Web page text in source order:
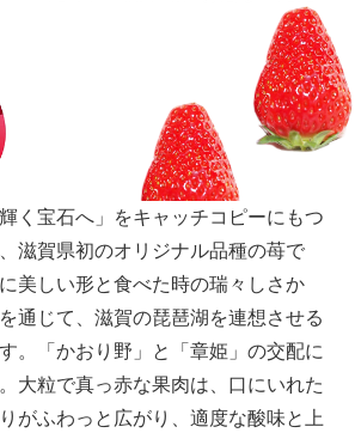
く宝石へ」をキャッチコピーにもつ
滋賀県初のオリジナル品種の苺で
美しい形と食べた時の瑞々しさか
通じて、滋賀の琵琶湖を連想させる
。「かおり野」と「章姫」の交配に
大粒で真っ赤な果肉は、口にいれた
がふわっと広がり、適度な酸味と上